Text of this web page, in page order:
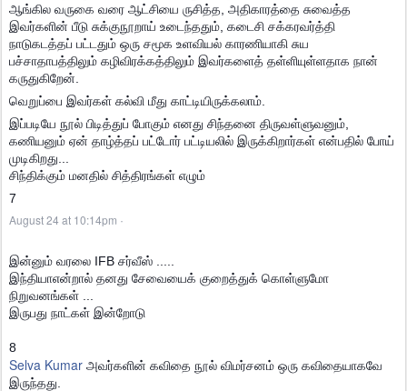
ஆங்கில வருகை வரை ஆட்சியை ருசித்த, அதிகாரத்தை சுவைத்த
இவர்களின் பீடு சுக்குநூறாய் உடைந்ததும், கடைசி சக்கரவர்த்தி
நாடுகடத்தப் பட்டதும் ஒரு சமூக உளவியல் காரணியாகி சுய
பச்சாதாபத்திலும் கழிவிரக்கத்திலும் இவர்களைத் தள்ளியுள்ளதாக நான்
கருதுகிறேன்.
வெறுப்பை இவர்கள் கல்வி மீது காட்டியிருக்கலாம்.
இப்படியே நூல் பிடித்துப் போகும் எனது சிந்தனை திருவள்ளுவனும்,
கணியனும் ஏன் தாழ்த்தப் பட்டோர் பட்டியலில் இருக்கிறார்கள் என்பதில் போய்
முடிகிறது...
சிந்திக்கும் மனதில் சித்திரங்கள் எழும்
7
August 24 at 10:14pm ·
இன்னும் வரலை IFB சர்வீஸ் .....
இந்தியாஎன்றால் தனது சேவையைக் குறைத்துக் கொள்ளுமோ
நிறுவனங்கள் ...
இருபது நாட்கள் இன்றோடு
8
Selva Kumar அவர்களின் கவிதை நூல் விமர்சனம் ஒரு கவிதையாகவே
இருந்தது.